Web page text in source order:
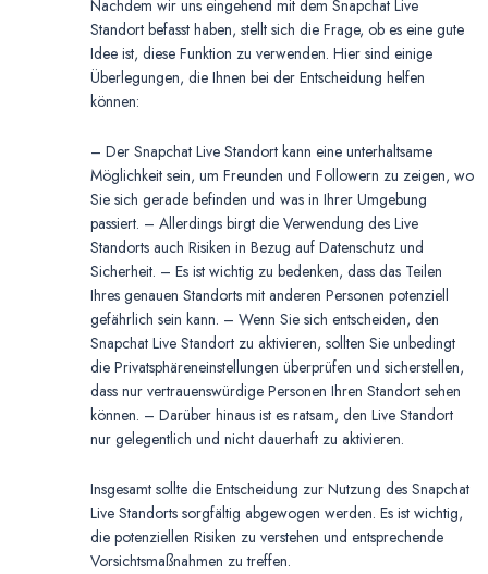
Nachdem wir uns eingehend mit dem Snapchat Live
Standort befasst haben, stellt sich die Frage, ob es eine gute
Idee ist, diese Funktion zu verwenden. Hier sind einige
Überlegungen, die Ihnen bei der Entscheidung helfen
können:
– Der Snapchat Live Standort kann eine unterhaltsame
Möglichkeit sein, um Freunden und Followern zu zeigen, wo
Sie sich gerade befinden und was in Ihrer Umgebung
passiert. – Allerdings birgt die Verwendung des Live
Standorts auch Risiken in Bezug auf Datenschutz und
Sicherheit. – Es ist wichtig zu bedenken, dass das Teilen
Ihres genauen Standorts mit anderen Personen potenziell
gefährlich sein kann. – Wenn Sie sich entscheiden, den
Snapchat Live Standort zu aktivieren, sollten Sie unbedingt
die Privatsphäreneinstellungen überprüfen und sicherstellen,
dass nur vertrauenswürdige Personen Ihren Standort sehen
können. – Darüber hinaus ist es ratsam, den Live Standort
nur gelegentlich und nicht dauerhaft zu aktivieren.
Insgesamt sollte die Entscheidung zur Nutzung des Snapchat
Live Standorts sorgfältig abgewogen werden. Es ist wichtig,
die potenziellen Risiken zu verstehen und entsprechende
Vorsichtsmaßnahmen zu treffen.